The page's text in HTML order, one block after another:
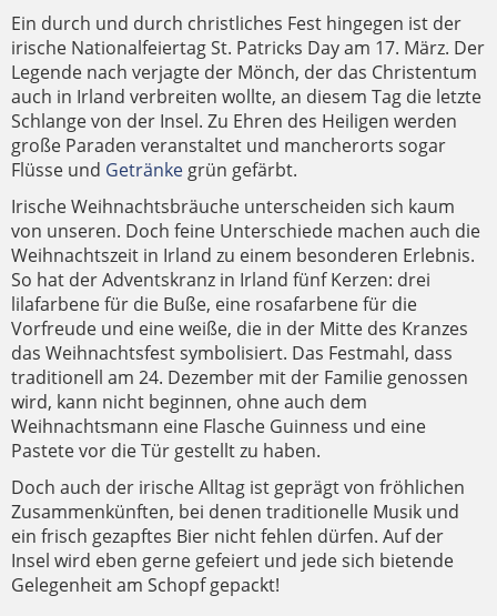
Ein durch und durch christliches Fest hingegen ist der
irische Nationalfeiertag St. Patricks Day am 17. März. Der
Legende nach verjagte der Mönch, der das Christentum
auch in Irland verbreiten wollte, an diesem Tag die letzte
Schlange von der Insel. Zu Ehren des Heiligen werden
große Paraden veranstaltet und mancherorts sogar
Flüsse und Getränke grün gefärbt.
Irische Weihnachtsbräuche unterscheiden sich kaum
von unseren. Doch feine Unterschiede machen auch die
Weihnachtszeit in Irland zu einem besonderen Erlebnis.
So hat der Adventskranz in Irland fünf Kerzen: drei
lilafarbene für die Buße, eine rosafarbene für die
Vorfreude und eine weiße, die in der Mitte des Kranzes
das Weihnachtsfest symbolisiert. Das Festmahl, dass
traditionell am 24. Dezember mit der Familie genossen
wird, kann nicht beginnen, ohne auch dem
Weihnachtsmann eine Flasche Guinness und eine
Pastete vor die Tür gestellt zu haben.
Doch auch der irische Alltag ist geprägt von fröhlichen
Zusammenkünften, bei denen traditionelle Musik und
ein frisch gezapftes Bier nicht fehlen dürfen. Auf der
Insel wird eben gerne gefeiert und jede sich bietende
Gelegenheit am Schopf gepackt!